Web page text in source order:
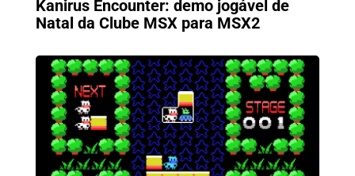
Kanirus Encounter: demo jogável de
Natal da Clube MSX para MSX2